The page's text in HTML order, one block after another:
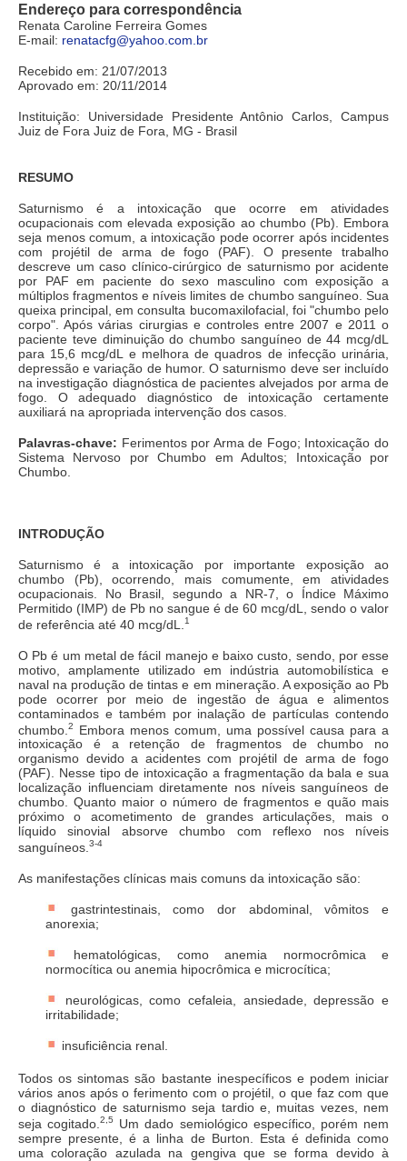
Endereço para correspondência
Renata Caroline Ferreira Gomes
E-mail: renatacfg@yahoo.com.br
Recebido em: 21/07/2013
Aprovado em: 20/11/2014
Instituição: Universidade Presidente Antônio Carlos, Campus
Juiz de Fora Juiz de Fora, MG - Brasil
RESUMO
Saturnismo é a intoxicação que ocorre em atividades
ocupacionais com elevada exposição ao chumbo (Pb). Embora
seja menos comum, a intoxicação pode ocorrer após incidentes
com projétil de arma de fogo (PAF). O presente trabalho
descreve um caso clínico-cirúrgico de saturnismo por acidente
por PAF em paciente do sexo masculino com exposição a
múltiplos fragmentos e níveis limites de chumbo sanguíneo. Sua
queixa principal, em consulta bucomaxilofacial, foi "chumbo pelo
corpo". Após várias cirurgias e controles entre 2007 e 2011 o
paciente teve diminuição do chumbo sanguíneo de 44 mcg/dL
para 15,6 mcg/dL e melhora de quadros de infecção urinária,
depressão e variação de humor. O saturnismo deve ser incluído
na investigação diagnóstica de pacientes alvejados por arma de
fogo. O adequado diagnóstico de intoxicação certamente
auxiliará na apropriada intervenção dos casos.
Palavras-chave: Ferimentos por Arma de Fogo; Intoxicação do
Sistema Nervoso por Chumbo em Adultos; Intoxicação por
Chumbo.
INTRODUÇÃO
Saturnismo é a intoxicação por importante exposição ao
chumbo (Pb), ocorrendo, mais comumente, em atividades
ocupacionais. No Brasil, segundo a NR-7, o Índice Máximo
Permitido (IMP) de Pb no sangue é de 60 mcg/dL, sendo o valor
de referência até 40 mcg/dL.
1
O Pb é um metal de fácil manejo e baixo custo, sendo, por esse
motivo, amplamente utilizado em indústria automobilística e
naval na produção de tintas e em mineração. A exposição ao Pb
pode ocorrer por meio de ingestão de água e alimentos
contaminados e também por inalação de partículas contendo
chumbo. 2
Embora menos comum, uma possível causa para a
intoxicação é a retenção de fragmentos de chumbo no
organismo devido a acidentes com projétil de arma de fogo
(PAF). Nesse tipo de intoxicação a fragmentação da bala e sua
localização influenciam diretamente nos níveis sanguíneos de
chumbo. Quanto maior o número de fragmentos e quão mais
próximo o acometimento de grandes articulações, mais o
líquido sinovial absorve chumbo com reflexo nos níveis
sanguíneos. 3-4
As manifestações clínicas mais comuns da intoxicação são:
gastrintestinais, como dor abdominal, vômitos e
anorexia;
hematológicas, como anemia normocrômica e
normocítica ou anemia hipocrômica e microcítica;
neurológicas, como cefaleia, ansiedade, depressão e
irritabilidade;
insuficiência renal.
Todos os sintomas são bastante inespecíficos e podem iniciar
vários anos após o ferimento com o projétil, o que faz com que
o diagnóstico de saturnismo seja tardio e, muitas vezes, nem
seja cogitado.2,5
Um dado semiológico específico, porém nem
sempre presente, é a linha de Burton. Esta é definida como
uma coloração azulada na gengiva que se forma devido à